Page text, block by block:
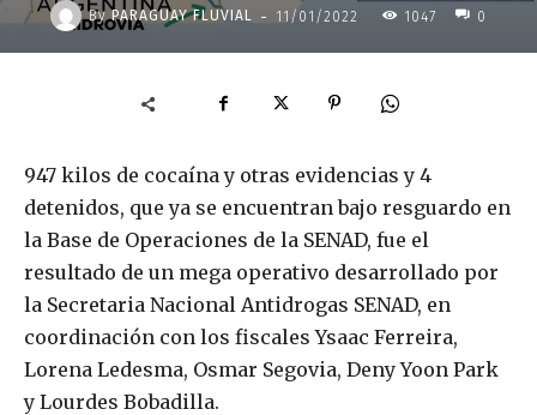
By PARAGUAY FLUVIAL - 11/01/2022 1047 0
947 kilos de cocaína y otras evidencias y 4
detenidos, que ya se encuentran bajo resguardo en
la Base de Operaciones de la SENAD, fue el
resultado de un mega operativo desarrollado por
la Secretaria Nacional Antidrogas SENAD, en
coordinación con los fiscales Ysaac Ferreira,
Lorena Ledesma, Osmar Segovia, Deny Yoon Park
y Lourdes Bobadilla.